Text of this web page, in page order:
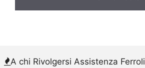
A chi Rivolgersi Assistenza Ferroli